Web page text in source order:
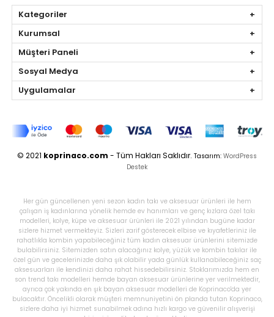
Kategoriler
Kurumsal
Müşteri Paneli
Sosyal Medya
Uygulamalar
© 2021 koprinaco.com - Tüm Hakları Saklıdır. Tasarım: WordPress
Destek
Her gün güncellenen yeni sezon kadın takı ve aksesuar ürünleri ile hem
çalışan iş kadınlarına yönelik hemde ev hanımları ve genç kızlara özel takı
modelleri, kolye, küpe ve aksesuar ürünleri ile 2021 yılından bugüne kadar
sizlere hizmet vermekteyiz. Sizleri zarif gösterecek elbise ve kıyafetleriniz ile
rahatlıkla kombin yapabileceğiniz tüm kadın aksesuar ürünlerini sitemizde
bulabilirsiniz. Sitemizden satın alacağınız kolye, yüzük ve kombin takılar ile
özel gün ve gecelerinizde daha şık olabilir yada günlük kullanabileceğiniz saç
aksesuarları ile kendinizi daha rahat hissedebilirsiniz. Stoklarımızda hem en
son trend takı modelleri hemde bayan aksesuar ürünlerine yer verilmektedir,
ayrıca çok yakında en şık bayan aksesuar modelleri de Koprinaco'da yer
bulacaktır. Öncelikli olarak müşteri memnuniyetini ön planda tutan Koprinaco,
sizlere daha iyi hizmet sunabilmek adına hızlı kargo ve güvenilir alışverişi